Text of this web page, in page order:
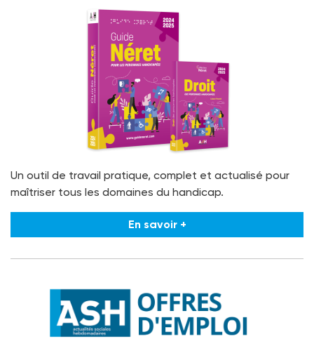
Un outil de travail pratique, complet et actualisé pour
maîtriser tous les domaines du handicap.
En savoir +